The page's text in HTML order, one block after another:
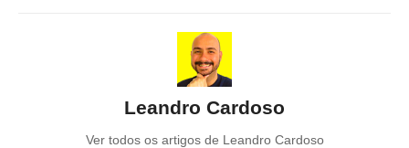
Leandro Cardoso
Ver todos os artigos de Leandro Cardoso